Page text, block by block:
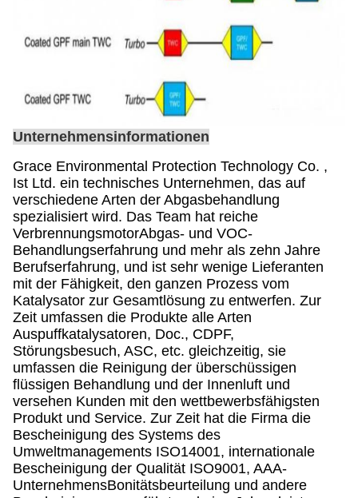
Unternehmensinformationen
Grace Environmental Protection Technology Co. ,
Ist Ltd. ein technisches Unternehmen, das auf
verschiedene Arten der Abgasbehandlung
spezialisiert wird. Das Team hat reiche
VerbrennungsmotorAbgas- und VOC-
Behandlungserfahrung und mehr als zehn Jahre
Berufserfahrung, und ist sehr wenige Lieferanten
mit der Fähigkeit, den ganzen Prozess vom
Katalysator zur Gesamtlösung zu entwerfen. Zur
Zeit umfassen die Produkte alle Arten
Auspuffkatalysatoren, Doc., CDPF,
Störungsbesuch, ASC, etc. gleichzeitig, sie
umfassen die Reinigung der überschüssigen
flüssigen Behandlung und der Innenluft und
versehen Kunden mit den wettbewerbsfähigsten
Produkt und Service. Zur Zeit hat die Firma die
Bescheinigung des Systems des
Umweltmanagements ISO14001, internationale
Bescheinigung der Qualität ISO9001, AAA-
UnternehmensBonitätsbeurteilung und andere